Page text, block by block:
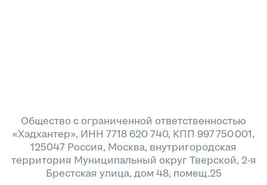
Общество с ограниченной ответственностью
«Хэдхантер», ИНН 7718 620 740, КПП 997 750 001,
125047 Россия, Москва, внутригородская
территория Муниципальный округ Тверской, 2-я
Брестская улица, дом 48, помещ.25